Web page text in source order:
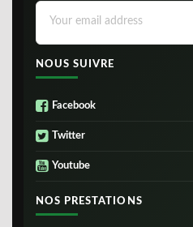
NOUS SUIVRE
Facebook
Twitter
Youtube
NOS PRESTATIONS